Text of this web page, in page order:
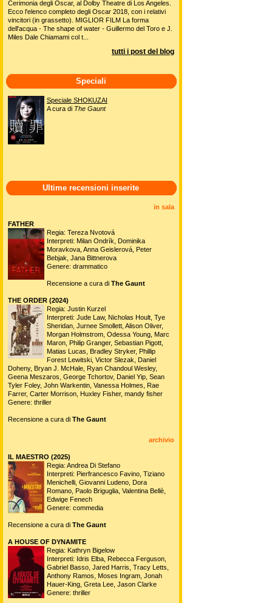
Cerimonia degli Oscar, al Dolby Theatre di Los Angeles.
Ecco l'elenco completo degli Oscar 2018, con i relativi
vincitori (in grassetto). MIGLIOR FILM La forma
dell'acqua - The shape of water - Guillermo del Toro e J.
Miles Dale Chiamami col t...
tutti i post del blog
Speciali
Speciale SHOKUZAI
A cura di The Gaunt
Ultime recensioni inserite
in sala
FATHER
Regia: Tereza Nvotová
Interpreti: Milan Ondrík, Dominika
Moravkova, Anna Geislerová, Peter
Bebjak, Jana Bittnerova
Genere: drammatico
Recensione a cura di The Gaunt
THE ORDER (2024)
Regia: Justin Kurzel
Interpreti: Jude Law, Nicholas Hoult, Tye
Sheridan, Jurnee Smollett, Alison Oliver,
Morgan Holmstrom, Odessa Young, Marc
Maron, Philip Granger, Sebastian Pigott,
Matias Lucas, Bradley Stryker, Phillip
Forest Lewitski, Victor Slezak, Daniel
Doheny, Bryan J. McHale, Ryan Chandoul Wesley,
Geena Meszaros, George Tchortov, Daniel Yip, Sean
Tyler Foley, John Warkentin, Vanessa Holmes, Rae
Farrer, Carter Morrison, Huxley Fisher, mandy fisher
Genere: thriller
Recensione a cura di The Gaunt
archivio
IL MAESTRO (2025)
Regia: Andrea Di Stefano
Interpreti: Pierfrancesco Favino, Tiziano
Menichelli, Giovanni Ludeno, Dora
Romano, Paolo Briguglia, Valentina Bellè,
Edwige Fenech
Genere: commedia
Recensione a cura di The Gaunt
A HOUSE OF DYNAMITE
Regia: Kathryn Bigelow
Interpreti: Idris Elba, Rebecca Ferguson,
Gabriel Basso, Jared Harris, Tracy Letts,
Anthony Ramos, Moses Ingram, Jonah
Hauer-King, Greta Lee, Jason Clarke
Genere: thriller